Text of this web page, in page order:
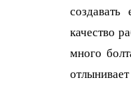
качество
много